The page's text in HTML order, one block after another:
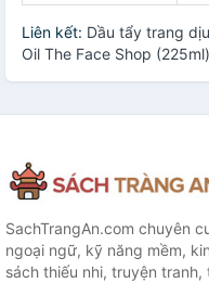
Liên kết: Dầu tẩy trang
Oil The Face Shop (225ml)
SachTrangAn.com chuyên
ngoại ngữ, kỹ năng mềm,
sách thiếu nhi, truyện